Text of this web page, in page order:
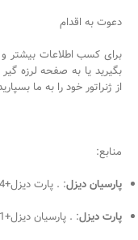
دعوت به اقدام
برای کسب اطلاعات بیشتر
بگیرید یا به صفحه لرزه گیر
از ژنراتور خود را به ما
منابع:
پارسیان دیزل:
. پارت دیزل+4
پارت دیزل:
. پارسیان دیزل+1